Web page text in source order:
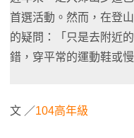
首選活動。然而，在登
的疑問：「只是去附近
錯，穿平常的運動鞋或慢
文 ／104高年級